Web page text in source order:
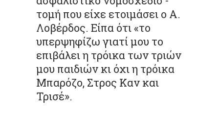
τομή που είχε ετοιμάσει ο Α.
Λοβέρδος. Είπα ότι «το
υπερψηφίζω γιατί μου το
επιβάλει η τρόικα των τριών
μου παιδιών κι όχι η τρόικα
Μπαρόζο, Στρος Καν και
Τρισέ».